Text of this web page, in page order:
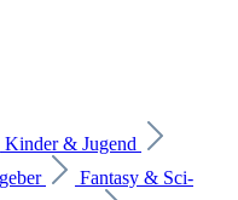
Kinder & Jugend
Fantasy & Sci-